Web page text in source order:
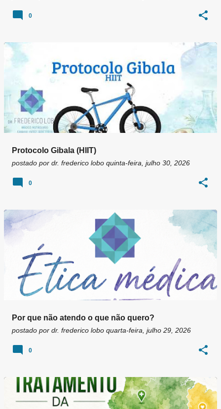
0
Protocolo Gibala (HIIT)
postado por dr. frederico lobo quinta-feira, julho 30, 2026
0
Por que não atendo o que não quero?
postado por dr. frederico lobo quarta-feira, julho 29, 2026
0